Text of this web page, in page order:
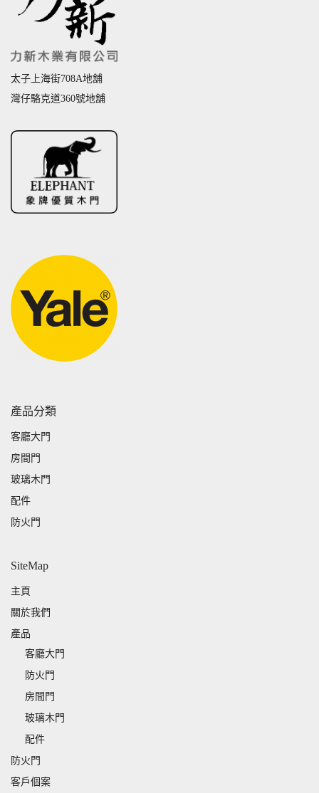
太子上海街708A地舖
灣仔駱克道360號地舖
產品分類
客廳大門
房間門
玻璃木門
配件
防火門
SiteMap
主頁
關於我們
產品
客廳大門
防火門
房間門
玻璃木門
配件
防火門
客戶個案